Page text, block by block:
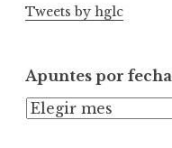
Tweets by hglc
Apuntes por fecha
A